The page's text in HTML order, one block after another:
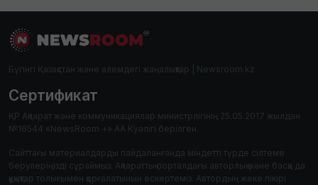
Бүгінгі Қазақстан және әлемдегі жаңалықтар | Newsroom.kz
Сертификат
ҚР Ақпарат және коммуникациялар министрлігінің 25.05.2017 жылдан
№16544 «NewsRoom +» АА Куәлігі берілген.
Сайттағы материалдарды пайдаланғанда міндетті түрде сілтеме
берулеріңізді сұраймыз. Ақпараттық порталдағы авторлық және басқа да
құқықтар толығымен қорғалатынын ескертеміз. Автордың жеке пікірі